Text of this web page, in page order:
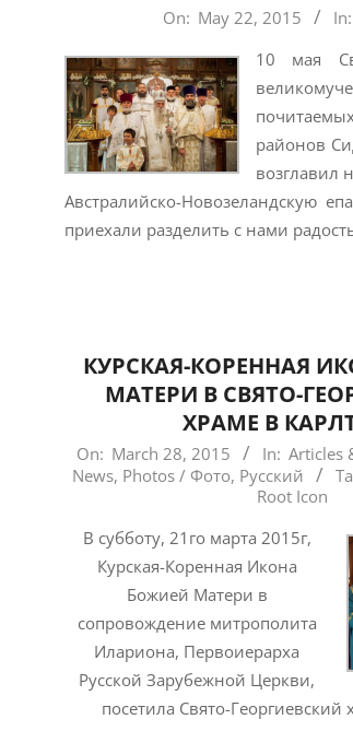
22
On: May 22, 2015 In:
10 мая
районов
возглавил
Австралийско-Новозеландскую
приехали разделить с нами
КУРСКАЯ-КОРЕННАЯ
МАТЕРИ В СВЯТО-
ХРАМЕ В
2015-
03-
On: March 28, 2015 In: Articles
News, Photos / Фото, Русский
Root Icon
В субботу, 21го марта 2015г,
Курская-Коренная Икона
Божией Матери в
сопровождение митрополита
Илариона, Первоиерарха
Русской Зарубежной Церкви,
посетила Свято-Георгиевский